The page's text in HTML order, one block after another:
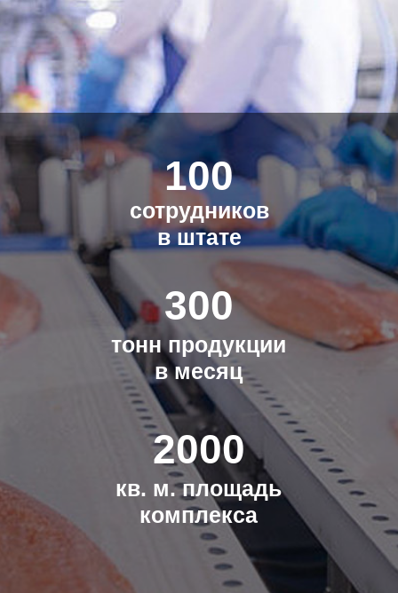
2000
кв. м. площадь
комплекса
тонн продукции
в месяц
ПРОИЗВОДСТВО
Наше производство оснащено
современным европейским
оборудованием, которое позволяет
обеспечить глубокий процессинг,
высокое качество выпускаемой
продукции и постоянный контроль
качества.
НАТУРАЛЬНОЕ КОПЧЕНИЕ
ТРИММИНГ
ЛАЗЕРНАЯ НАРЕЗКА
ИНЪЕКТИРОВАНИЕ